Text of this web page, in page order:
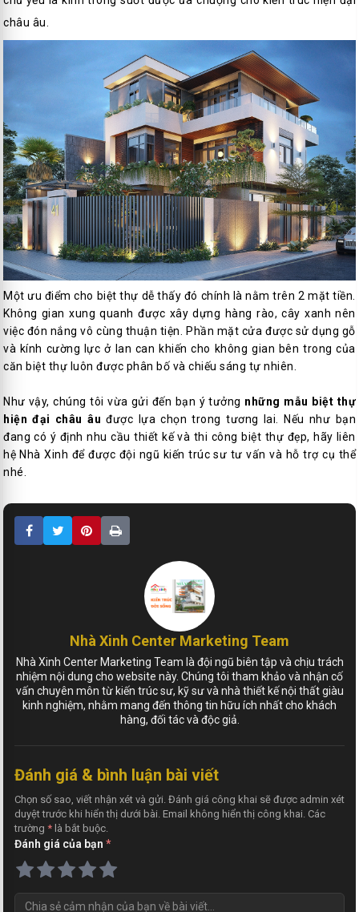
châu âu.
Một ưu điểm cho biệt thự dễ thấy đó chính là nằm trên 2 mặt tiền.
Không gian xung quanh được xây dựng hàng rào, cây xanh nên
việc đón nắng vô cùng thuận tiện. Phần mặt cửa được sử dụng gỗ
và kính cường lực ở lan can khiến cho không gian bên trong của
căn biệt thự luôn được phân bố và chiếu sáng tự nhiên.
Như vậy, chúng tôi vừa gửi đến bạn ý tưởng những mẫu biệt thự
hiện đại châu âu được lựa chọn trong tương lai. Nếu như bạn
đang có ý định nhu cầu thiết kế và thi công biệt thự đẹp, hãy liên
hệ Nhà Xinh để được đội ngũ kiến trúc sư tư vấn và hỗ trợ cụ thể
nhé.
Nhà Xinh Center Marketing Team
Nhà Xinh Center Marketing Team là đội ngũ biên tập và chịu trách
nhiệm nội dung cho website này. Chúng tôi tham khảo và nhận cố
vấn chuyên môn từ kiến trúc sư, kỹ sư và nhà thiết kế nội thất giàu
kinh nghiệm, nhằm mang đến thông tin hữu ích nhất cho khách
hàng, đối tác và độc giả.
Đánh giá & bình luận bài viết
Chọn số sao, viết nhận xét và gửi. Đánh giá công khai sẽ được admin xét
duyệt trước khi hiển thị dưới bài. Email không hiển thị công khai. Các
trường * là bắt buộc.
Đánh giá của bạn *